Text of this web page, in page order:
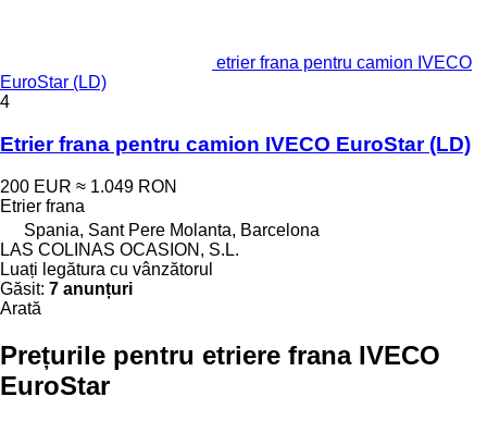
etrier frana pentru camion IVECO
EuroStar (LD)
4
Etrier frana pentru camion IVECO EuroStar (LD)
200 EUR ≈ 1.049 RON
Etrier frana
Spania, Sant Pere Molanta, Barcelona
LAS COLINAS OCASION, S.L.
Luați legătura cu vânzătorul
Găsit: 7 anunțuri
Arată
Prețurile pentru etriere frana IVECO
EuroStar